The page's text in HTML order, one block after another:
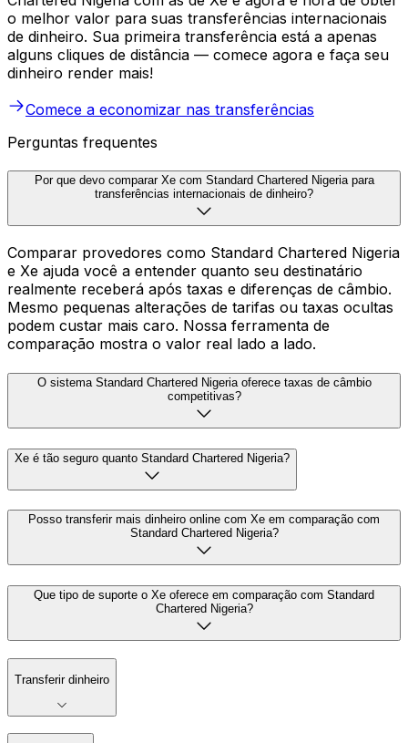
o melhor valor para suas transferências internacionais
de dinheiro. Sua primeira transferência está a apenas
alguns cliques de distância — comece agora e faça seu
dinheiro render mais!
Comece a economizar nas transferências
Perguntas frequentes
Por que devo comparar Xe com Standard Chartered Nigeria para
transferências internacionais de dinheiro?
Comparar provedores como Standard Chartered Nigeria
e Xe ajuda você a entender quanto seu destinatário
realmente receberá após taxas e diferenças de câmbio.
Mesmo pequenas alterações de tarifas ou taxas ocultas
podem custar mais caro. Nossa ferramenta de
comparação mostra o valor real lado a lado.
O sistema Standard Chartered Nigeria oferece taxas de câmbio
competitivas?
Xe é tão seguro quanto Standard Chartered Nigeria?
Posso transferir mais dinheiro online com Xe em comparação com
Standard Chartered Nigeria?
Que tipo de suporte o Xe oferece em comparação com Standard
Chartered Nigeria?
Transferir dinheiro